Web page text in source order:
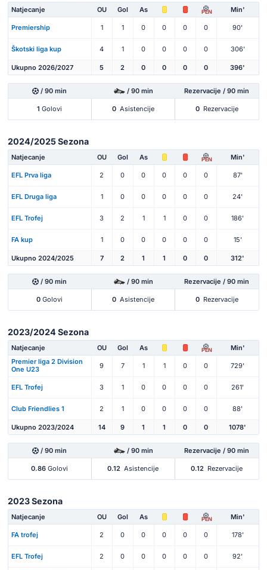
Natjecanje OU Gol As PEN Min'
Premiership 1 1 0 0 0 0 90'
Škotski liga kup 4 1 0 0 0 0 306'
Ukupno 2026/2027 5 2 0 0 0 0 396'
/ 90 min / 90 min Rezervacije / 90 min
1 Golovi 0 Asistencije 0 Rezervacije
2024/2025 Sezona
Natjecanje OU Gol As PEN Min'
EFL Prva liga 2 0 0 0 0 0 87'
EFL Druga liga 1 0 0 0 0 0 24'
EFL Trofej 3 2 1 1 0 0 186'
FA kup 1 0 0 0 0 0 15'
Ukupno 2024/2025 7 2 1 1 0 0 312'
/ 90 min / 90 min Rezervacije / 90 min
0 Golovi 0 Asistencije 0 Rezervacije
2023/2024 Sezona
Natjecanje OU Gol As PEN
Min'
Premier liga 2 Division
One U23
9 7 1 1 0 0 729'
EFL Trofej 3 1 0 0 0 0 261'
Club Friendlies 1 2 1 0 0 0 0 88'
Ukupno 2023/2024 14 9 1 1 0 0 1078'
/ 90 min / 90 min Rezervacije / 90 min
0.86 Golovi 0.12 Asistencije 0.12 Rezervacije
2023 Sezona
Natjecanje OU Gol As PEN Min'
FA trofej 2 0 0 0 0 0 178'
EFL Trofej 2 0 0 0 0 0 92'